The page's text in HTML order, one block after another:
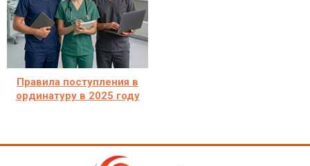
Правила поступления в
ординатуру в 2025 году